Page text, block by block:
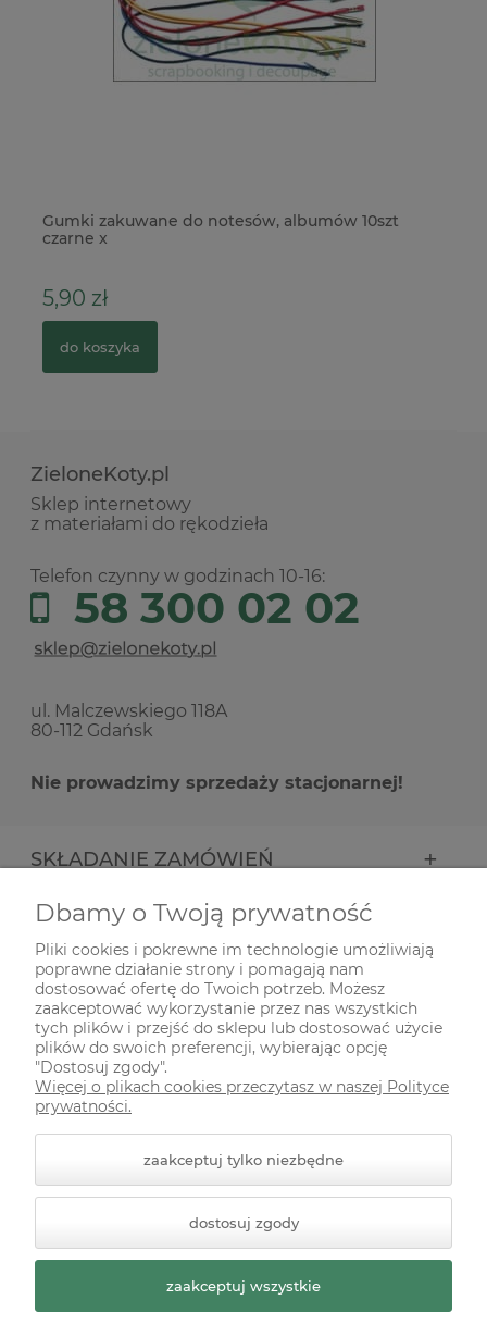
Gumki zakuwane do notesów, albumów 10szt
czarne x
5,90 zł
do koszyka
ZieloneKoty.pl
Sklep internetowy
z materiałami do rękodzieła
Telefon czynny w godzinach 10-16:
58 300 02 02
ul. Malczewskiego 118A
80-112 Gdańsk
Nie prowadzimy sprzedaży stacjonarnej!
SKŁADANIE ZAMÓWIEŃ
INFORMACJE
ODWIEDŹ NAS NA
Styl graficzny ShopGadget.pl
Sklep internetowy Shoper
Premium
Dbamy o Twoją prywatność
Pliki cookies i pokrewne im technologie umożliwiają
poprawne działanie strony i pomagają nam
dostosować ofertę do Twoich potrzeb. Możesz
zaakceptować wykorzystanie przez nas wszystkich
tych plików i przejść do sklepu lub dostosować użycie
plików do swoich preferencji, wybierając opcję
"Dostosuj zgody".
Więcej o plikach cookies przeczytasz w naszej Polityce
prywatności.
zaakceptuj tylko niezbędne
dostosuj zgody
zaakceptuj wszystkie